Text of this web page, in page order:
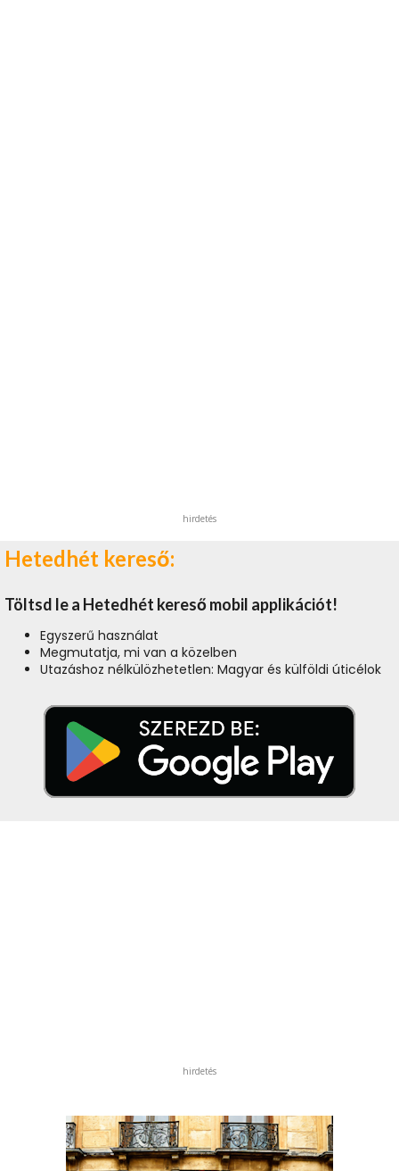
hirdetés
Hetedhét kereső:
Töltsd le a Hetedhét kereső mobil applikációt!
Egyszerű használat
Megmutatja, mi van a közelben
Utazáshoz nélkülözhetetlen: Magyar és külföldi úticélok
hirdetés